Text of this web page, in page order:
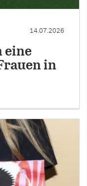
14.07.2026
eine
in